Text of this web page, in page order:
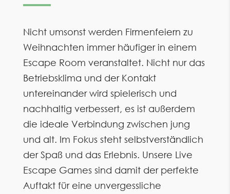
Nicht umsonst werden Firmenfeiern zu
Weihnachten immer häufiger in einem
Escape Room veranstaltet. Nicht nur das
Betriebsklima und der Kontakt
untereinander wird spielerisch und
nachhaltig verbessert, es ist außerdem
die ideale Verbindung zwischen jung
und alt. Im Fokus steht selbstverständlich
der Spaß und das Erlebnis. Unsere Live
Escape Games sind damit der perfekte
Auftakt für eine unvergessliche